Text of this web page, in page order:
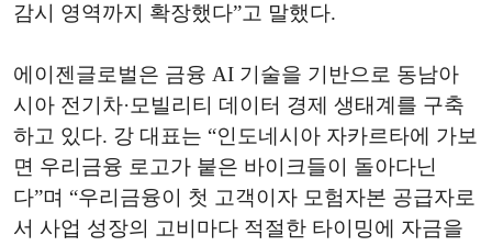
감시 영역까지 확장했다”고 말했다.
에이젠글로벌은 금융 AI 기술을 기반으로 동남아
시아 전기차·모빌리티 데이터 경제 생태계를 구축
하고 있다. 강 대표는 “인도네시아 자카르타에 가보
면 우리금융 로고가 붙은 바이크들이 돌아다닌
다”며 “우리금융이 첫 고객이자 모험자본 공급자로
서 사업 성장의 고비마다 적절한 타이밍에 자금을